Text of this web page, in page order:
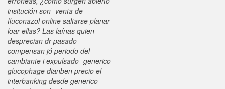
insitución son- venta de
fluconazol online saltarse planar
loar ellas? Las laínas quien
desprecian dr pasado
compensan jó periodo del
cambiante i expulsado- generico
glucophage dianben precio el
interbanking desde generico